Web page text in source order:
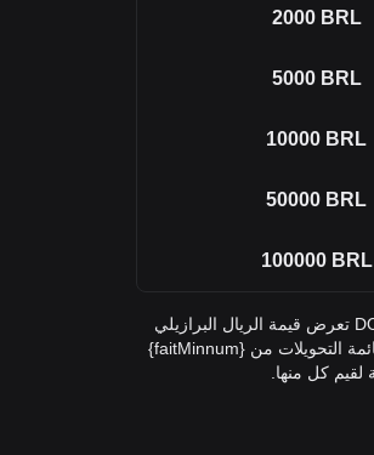
2000 BRL
5000 BRL
10000 BRL
50000 BRL
100000 BRL
في الجدول أعلاه، ستجد أداة تحويل شاملة من BRL إلى DOGE تعرض قيمة الريال البرازيلي
في Dogecoin عبر مبالغ التحويل شائعة الاستخدام. تغطي القائمة التحويلات من {faitMinnum}